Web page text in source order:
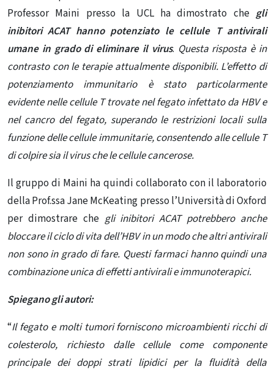
Professor Maini presso la UCL ha dimostrato che gli
inibitori ACAT hanno potenziato le cellule T antivirali
umane in grado di eliminare il virus. Questa risposta è in
contrasto con le terapie attualmente disponibili. L’effetto di
potenziamento immunitario è stato particolarmente
evidente nelle cellule T trovate nel fegato infettato da HBV e
nel cancro del fegato, superando le restrizioni locali sulla
funzione delle cellule immunitarie, consentendo alle cellule T
di colpire sia il virus che le cellule cancerose.
Il gruppo di Maini ha quindi collaborato con il laboratorio
della Prof.ssa Jane McKeating presso l’Università di Oxford
per dimostrare chegli inibitori ACAT potrebbero anche
bloccare il ciclo di vita dell’HBV in un modo che altri antivirali
non sono in grado di fare. Questi farmaci hanno quindi una
combinazione unica di effetti antivirali e immunoterapici.
Spiegano gli autori:
“Il fegato e molti tumori forniscono microambienti ricchi di
colesterolo, richiesto dalle cellule come componente
principale dei doppi strati lipidici per la fluidità della